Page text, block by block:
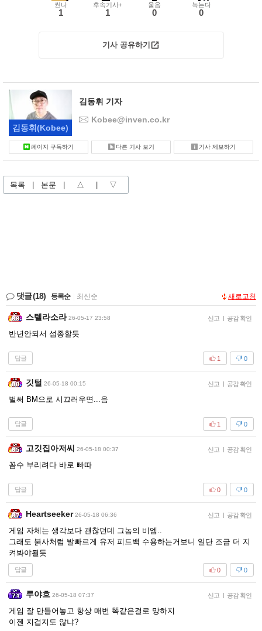
씬나
1
후속기사+
1
울음
0
녹는다
0
기사 공유하기
김동휘(Kobee)
김동휘 기자
Kobee@inven.co.kr
페이지 구독하기 다른 기사 보기 기사 제보하기
목록 본문 △ ▽
댓글(18) 등록순 최신순 새로고침
스텔라소라 26-05-17 23:58 신고 공감 확인
반년안되서 섭종할듯
답글 0
1
깃털 26-05-18 00:15 신고 공감 확인
벌써 BM으로 시끄러우면...음
답글 0
1
고깃집아저씨 26-05-18 00:37 신고 공감 확인
꼼수 부리려다 바로 빠따
답글 0
0
Heartseeker 26-05-18 06:36 신고 공감 확인
게임 자체는 생각보다 괜찮던데 그놈의 비엠..
그래도 붉사처럼 발빠르게 유저 피드백 수용하는거보니 일단 조금 더 지
켜봐야될듯
답글 0
0
루야흐 26-05-18 07:37 신고 공감 확인
게임 잘 만들어놓고 항상 매번 똑같은걸로 망하지
이젠 지겹지도 않냐?